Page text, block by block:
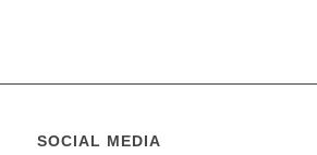
SOCIAL MEDIA